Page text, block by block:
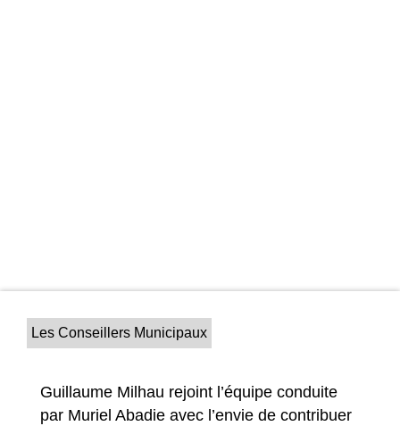
Les Conseillers Municipaux
Guillaume Milhau rejoint l’équipe conduite
par Muriel Abadie avec l’envie de contribuer